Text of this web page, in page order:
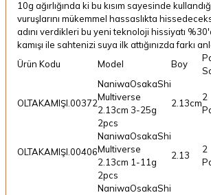
10g ağırlığında ki bu kısım sayesinde
vuruşlarını mükemmel hassaslıkta
adını verdikleri bu yeni teknoloji hissiyatı
kamışı ile sahtenizi suya ilk attığınızda farkı
Ürün Kodu
Model Boy
OLTAKAMIŞI.00372
NaniwaOsakaShi
Multiverse
2.13cm 3-25g
2pcs
2.13cm
2
OLTAKAMIŞI.00406
NaniwaOsakaShi
Multiverse
2.13cm 1-11g
2pcs
2.13
2
NaniwaOsakaShi